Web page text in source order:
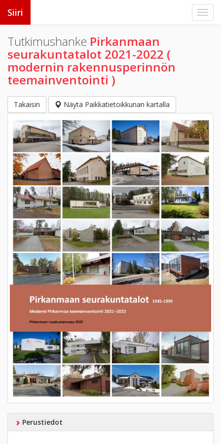
Siiri
Tutkimushanke Pirkanmaan
seurakuntatalot 2021-2022 (
modernin rakennusperinnön
teemainventointi )
Takaisin Näytä Paikkatietoikkunan kartalla
Perustiedot